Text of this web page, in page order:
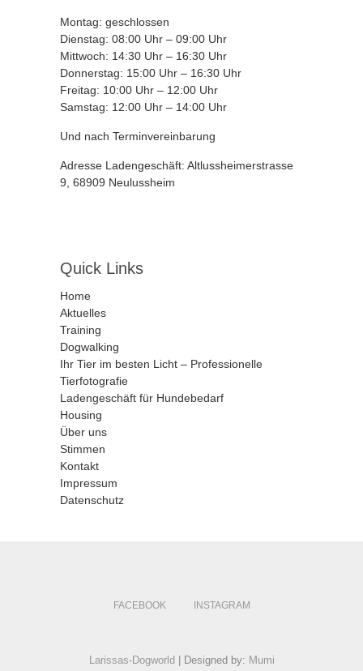
Montag: geschlossen
Dienstag: 08:00 Uhr – 09:00 Uhr
Mittwoch: 14:30 Uhr – 16:30 Uhr
Donnerstag: 15:00 Uhr – 16:30 Uhr
Freitag: 10:00 Uhr – 12:00 Uhr
Samstag: 12:00 Uhr – 14:00 Uhr
Und nach Terminvereinbarung
Adresse Ladengeschäft: Altlussheimerstrasse
9, 68909 Neulussheim
Quick Links
Home
Aktuelles
Training
Dogwalking
Ihr Tier im besten Licht – Professionelle
Tierfotografie
Ladengeschäft für Hundebedarf
Housing
Über uns
Stimmen
Kontakt
Impressum
Datenschutz
FACEBOOK INSTAGRAM
Larissas-Dogworld | Designed by: Mumi